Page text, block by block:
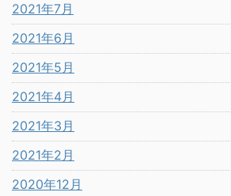
2021年7月
2021年6月
2021年5月
2021年4月
2021年3月
2021年2月
2020年12月